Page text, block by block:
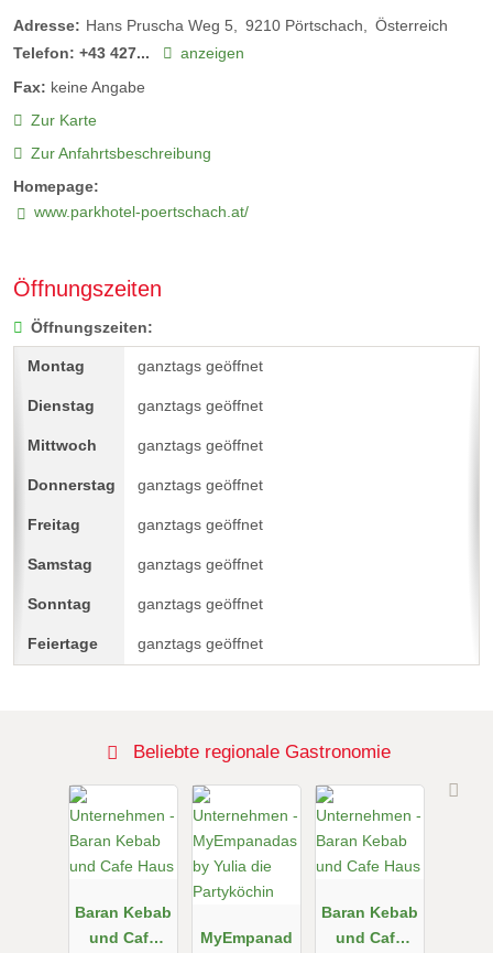
Adresse: Hans Pruscha Weg 5 9210 Pörtschach
Österreich
Telefon: +43 427...
anzeigen
Fax: keine Angabe
Zur Karte
Zur Anfahrtsbeschreibung
Homepage:
www.parkhotel-poertschach.at/
Öffnungszeiten
Öffnungszeiten:
ganztags geöffnet
ganztags geöffnet
ganztags geöffnet
ganztags geöffnet
ganztags geöffnet
ganztags geöffnet
ganztags geöffnet
ganztags geöffnet
Beliebte regionale Gastronomie
Baran Kebab
und Cafe
MyEmpanad
Baran Kebab
und Cafe